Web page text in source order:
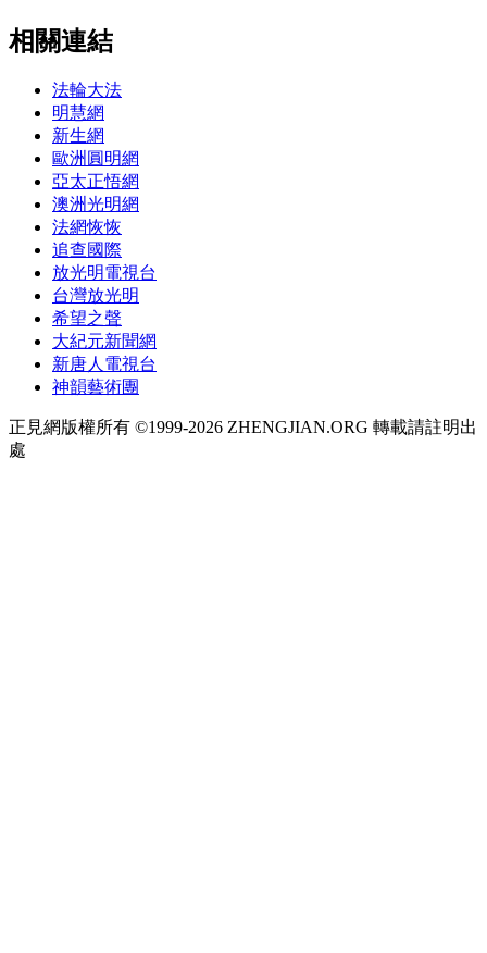
相關連結
法輪大法
明慧網
新生網
歐洲圓明網
亞太正悟網
澳洲光明網
法網恢恢
追查國際
放光明電視台
台灣放光明
希望之聲
大紀元新聞網
新唐人電視台
神韻藝術團
正見網版權所有 ©1999-2026 ZHENGJIAN.ORG 轉載請註明出
處